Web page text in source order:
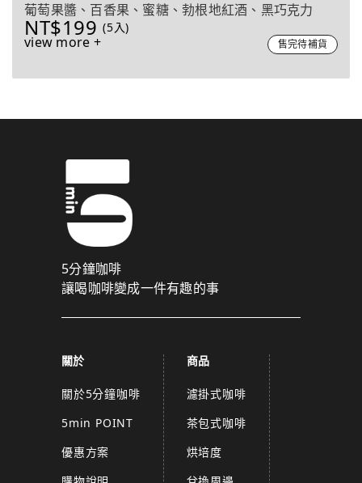
葡萄果醬、百香果、蜜糖、勃根地紅酒、黑巧克力
NT$199 (5入)
view more + 售完待補貨
5分鐘咖啡
讓喝咖啡變成一件有趣的事
關於
關於5分鐘咖啡
5min POINT
優惠方案
商品
濾掛式咖啡
茶包式咖啡
烘培度